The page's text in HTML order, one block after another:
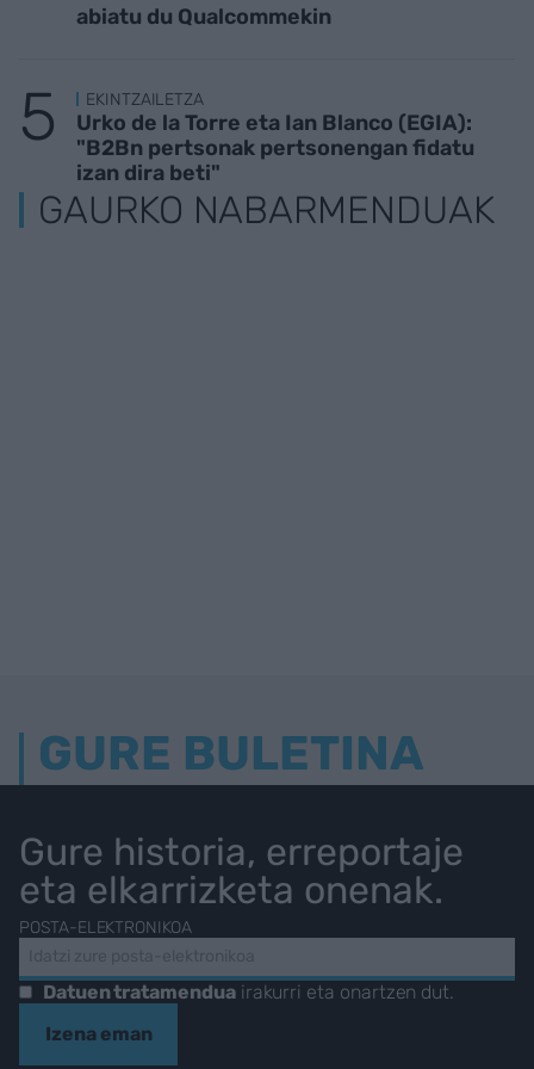
abiatu du Qualcommekin
EKINTZAILETZA
Urko de la Torre eta Ian Blanco (EGIA):
"B2Bn pertsonak pertsonengan fidatu
izan dira beti"
GAURKO NABARMENDUAK
GURE BULETINA
Gure historia, erreportaje
eta elkarrizketa onenak.
POSTA-ELEKTRONIKOA
Datuen tratamenduairakurri eta onartzen dut.
Izena eman